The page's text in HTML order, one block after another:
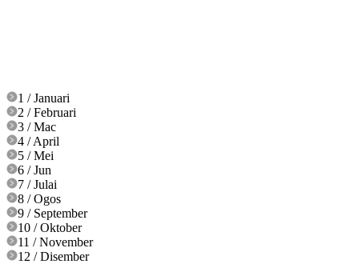
1 / Januari
2 / Februari
3 / Mac
4 / April
5 / Mei
6 / Jun
7 / Julai
8 / Ogos
9 / September
10 / Oktober
11 / November
12 / Disember